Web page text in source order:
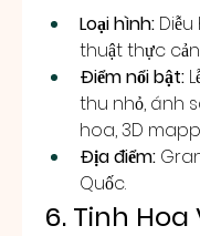
Loại hình:
thuật thực
Điểm nổi bật:
thu nhỏ, ánh
hoa, 3D
Địa điểm:
Quốc.
6. Tinh Hoa